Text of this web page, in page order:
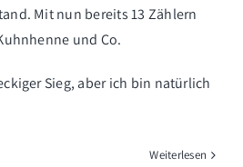
Mit nun bereits 13 Zählern
und Co.
Sieg, aber ich bin natürlich
Weiterlesen